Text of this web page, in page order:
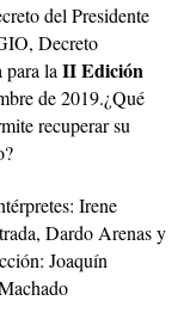
del Presidente
Decreto
la II Edición
de 2019.¿Qué
recuperar su
Irene
Dardo Arenas y
Joaquín